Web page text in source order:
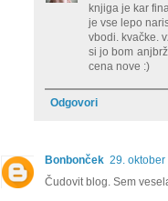
knjiga je kar
je vse lepo
vbodi. kvačke.
si jo bom
cena nove :)
Odgovori
Bonbonček 29.
Čudovit blog. Sem